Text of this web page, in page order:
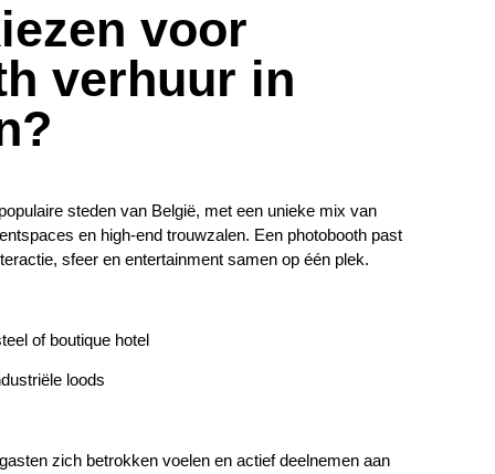
voor
verhuur in
steden van België, met een unieke mix van
en high-end trouwzalen. Een photobooth past
sfeer en entertainment samen op één plek.
of boutique hotel
loods
zich betrokken voelen en actief deelnemen aan